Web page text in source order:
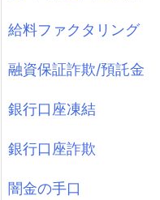
給料ファクタリング
融資保証詐欺/預託金
銀行口座凍結
銀行口座詐欺
闇金の手口